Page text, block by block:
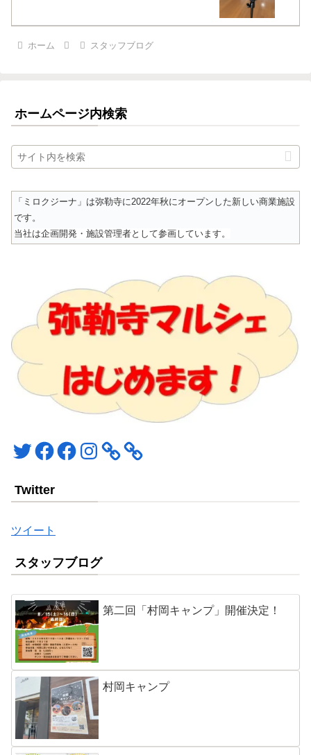
ホーム スタッフブログ
ホームページ内検索
「ミロクジーナ」は弥勒寺に2022年秋にオープンした新しい商業施設
です。
当社は企画開発・施設管理者として参画しています。
TwitterFacebookFacebookInstagram
Twitter
ツイート
スタッフブログ
第二回「村岡キャンプ」開催決定！
村岡キャンプ